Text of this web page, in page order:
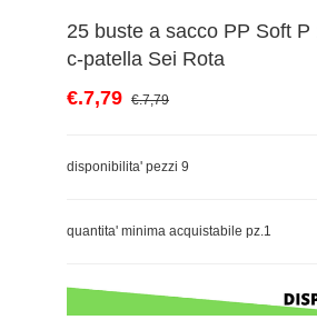
25 buste a sacco PP Soft P
c-patella Sei Rota
€.7,79 €.7,79
disponibilita' pezzi 9
quantita' minima acquistabile pz.1